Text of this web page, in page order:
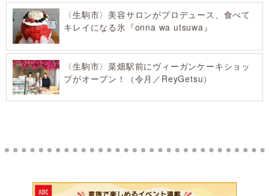
〈生駒市〉美容サロンがプロデュース、食べて
キレイになる氷『onna wa utsuwa』
〈生駒市〉菜畑駅前にヴィーガンケーキショッ
プがオープン！（令月／ReyGetsu）